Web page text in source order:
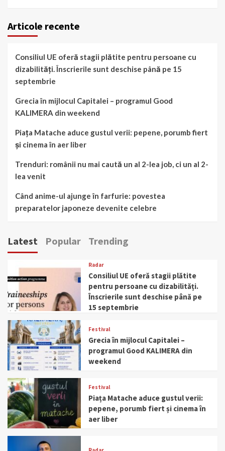
Articole recente
Consiliul UE oferă stagii plătite pentru persoane cu
dizabilități. Înscrierile sunt deschise până pe 15
septembrie
Grecia în mijlocul Capitalei – programul Good
KALIMERA din weekend
Piața Matache aduce gustul verii: pepene, porumb fiert
și cinema în aer liber
Trenduri: românii nu mai caută un al 2-lea job, ci un al 2-
lea venit
Când anime-ul ajunge în farfurie: povestea
preparatelor japoneze devenite celebre
Latest Popular Trending
Radar
Consiliul UE oferă stagii plătite
pentru persoane cu dizabilități.
Înscrierile sunt deschise până pe
15 septembrie
Festival
Grecia în mijlocul Capitalei –
programul Good KALIMERA din
weekend
Festival
Piața Matache aduce gustul verii:
pepene, porumb fiert și cinema în
aer liber